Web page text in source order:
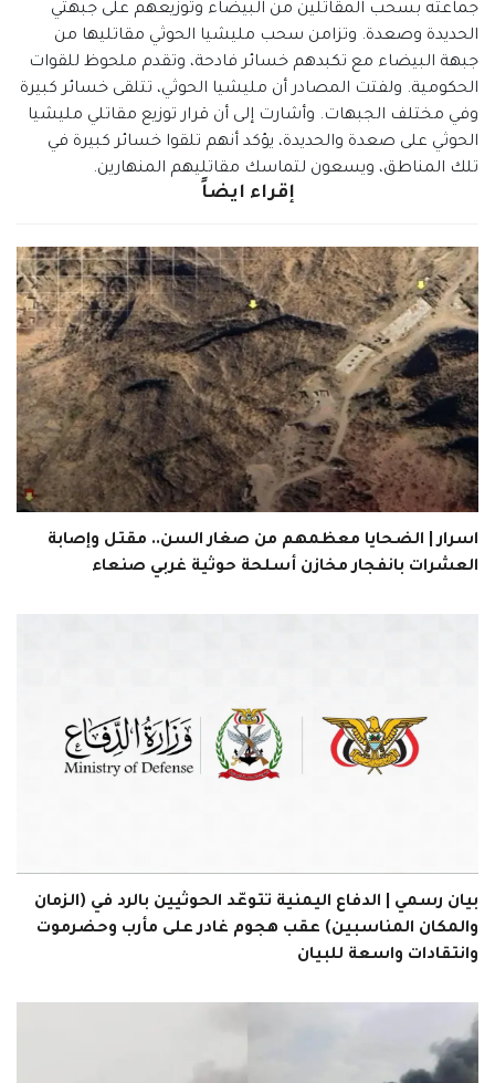
جماعته بسحب المقاتلين من البيضاء وتوزيعهم على جبهتي
الحديدة وصعدة. وتزامن سحب مليشيا الحوثي مقاتليها من
جبهة البيضاء مع تكبدهم خسائر فادحة، وتقدم ملحوظ للقوات
الحكومية. ولفتت المصادر أن مليشيا الحوثي، تتلقى خسائر كبيرة
وفي مختلف الجبهات. وأشارت إلى أن قرار توزيع مقاتلي مليشيا
الحوثي على صعدة والحديدة، يؤكد أنهم تلقوا خسائر كبيرة في
تلك المناطق، ويسعون لتماسك مقاتليهم المنهارين.
إقراء ايضاً
اسرار | الضحايا معظمهم من صغار السن.. مقتل وإصابة
العشرات بانفجار مخازن أسلحة حوثية غربي صنعاء
بيان رسمي | الدفاع اليمنية تتوعّد الحوثيين بالرد في (الزمان
والمكان المناسبين) عقب هجوم غادر على مأرب وحضرموت
وانتقادات واسعة للبيان